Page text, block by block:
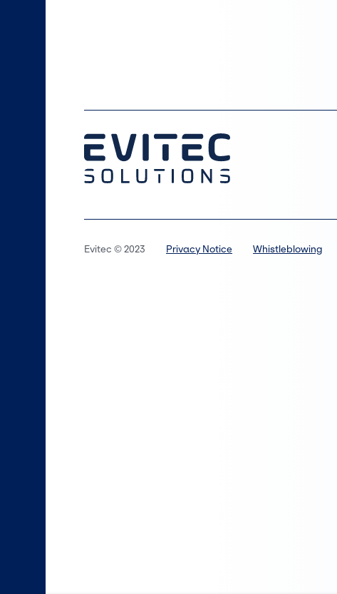
Evitec © 2023 Privacy Notice Whistleblowing